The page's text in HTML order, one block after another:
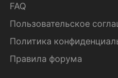
FAQ
Пользовательское
Политика
Правила форума